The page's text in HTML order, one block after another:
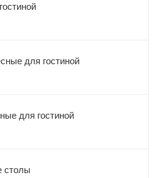
для гостиной
для гостиной
столы